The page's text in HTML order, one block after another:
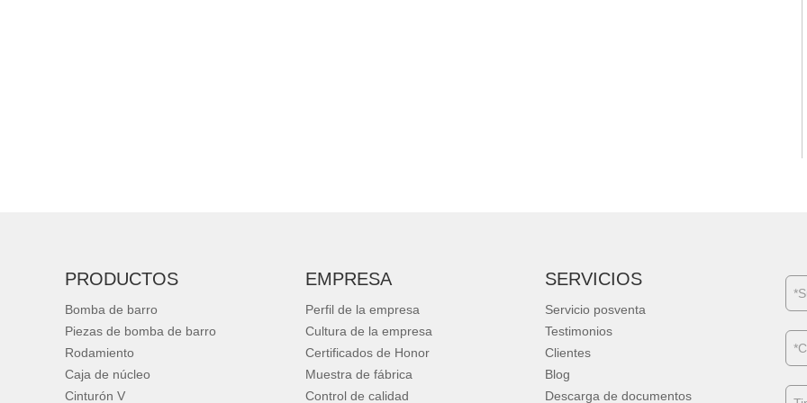
PRODUCTOS
Bomba de barro
Piezas de bomba de barro
Rodamiento
Caja de núcleo
Cinturón V
EMPRESA
Perfil de la empresa
Cultura de la empresa
Certificados de Honor
Muestra de fábrica
Control de calidad
SERVICIOS
Servicio posventa
Testimonios
Clientes
Blog
Descarga de documentos